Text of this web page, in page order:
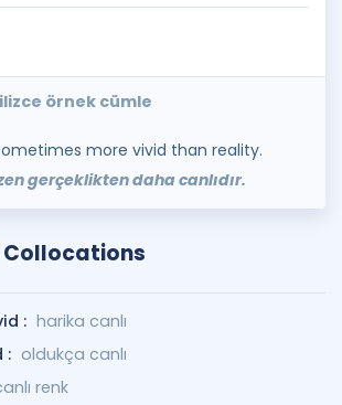
örnek cümle
more vivid than reality.
gerçeklikten daha canlıdır.
: harika canlı
: oldukça canlı
renk